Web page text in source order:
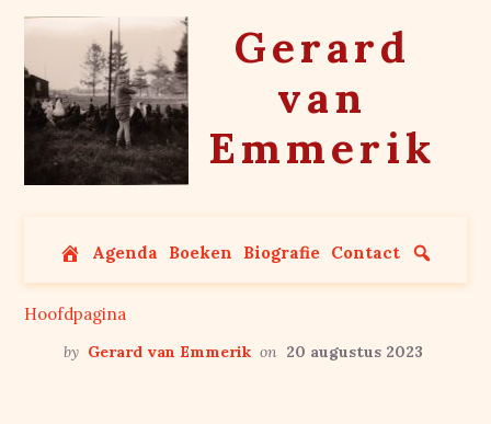
Gerard
van
Emmerik
Agenda Boeken Biografie Contact
Hoofdpagina
by Gerard van Emmerik on 20 augustus 2023